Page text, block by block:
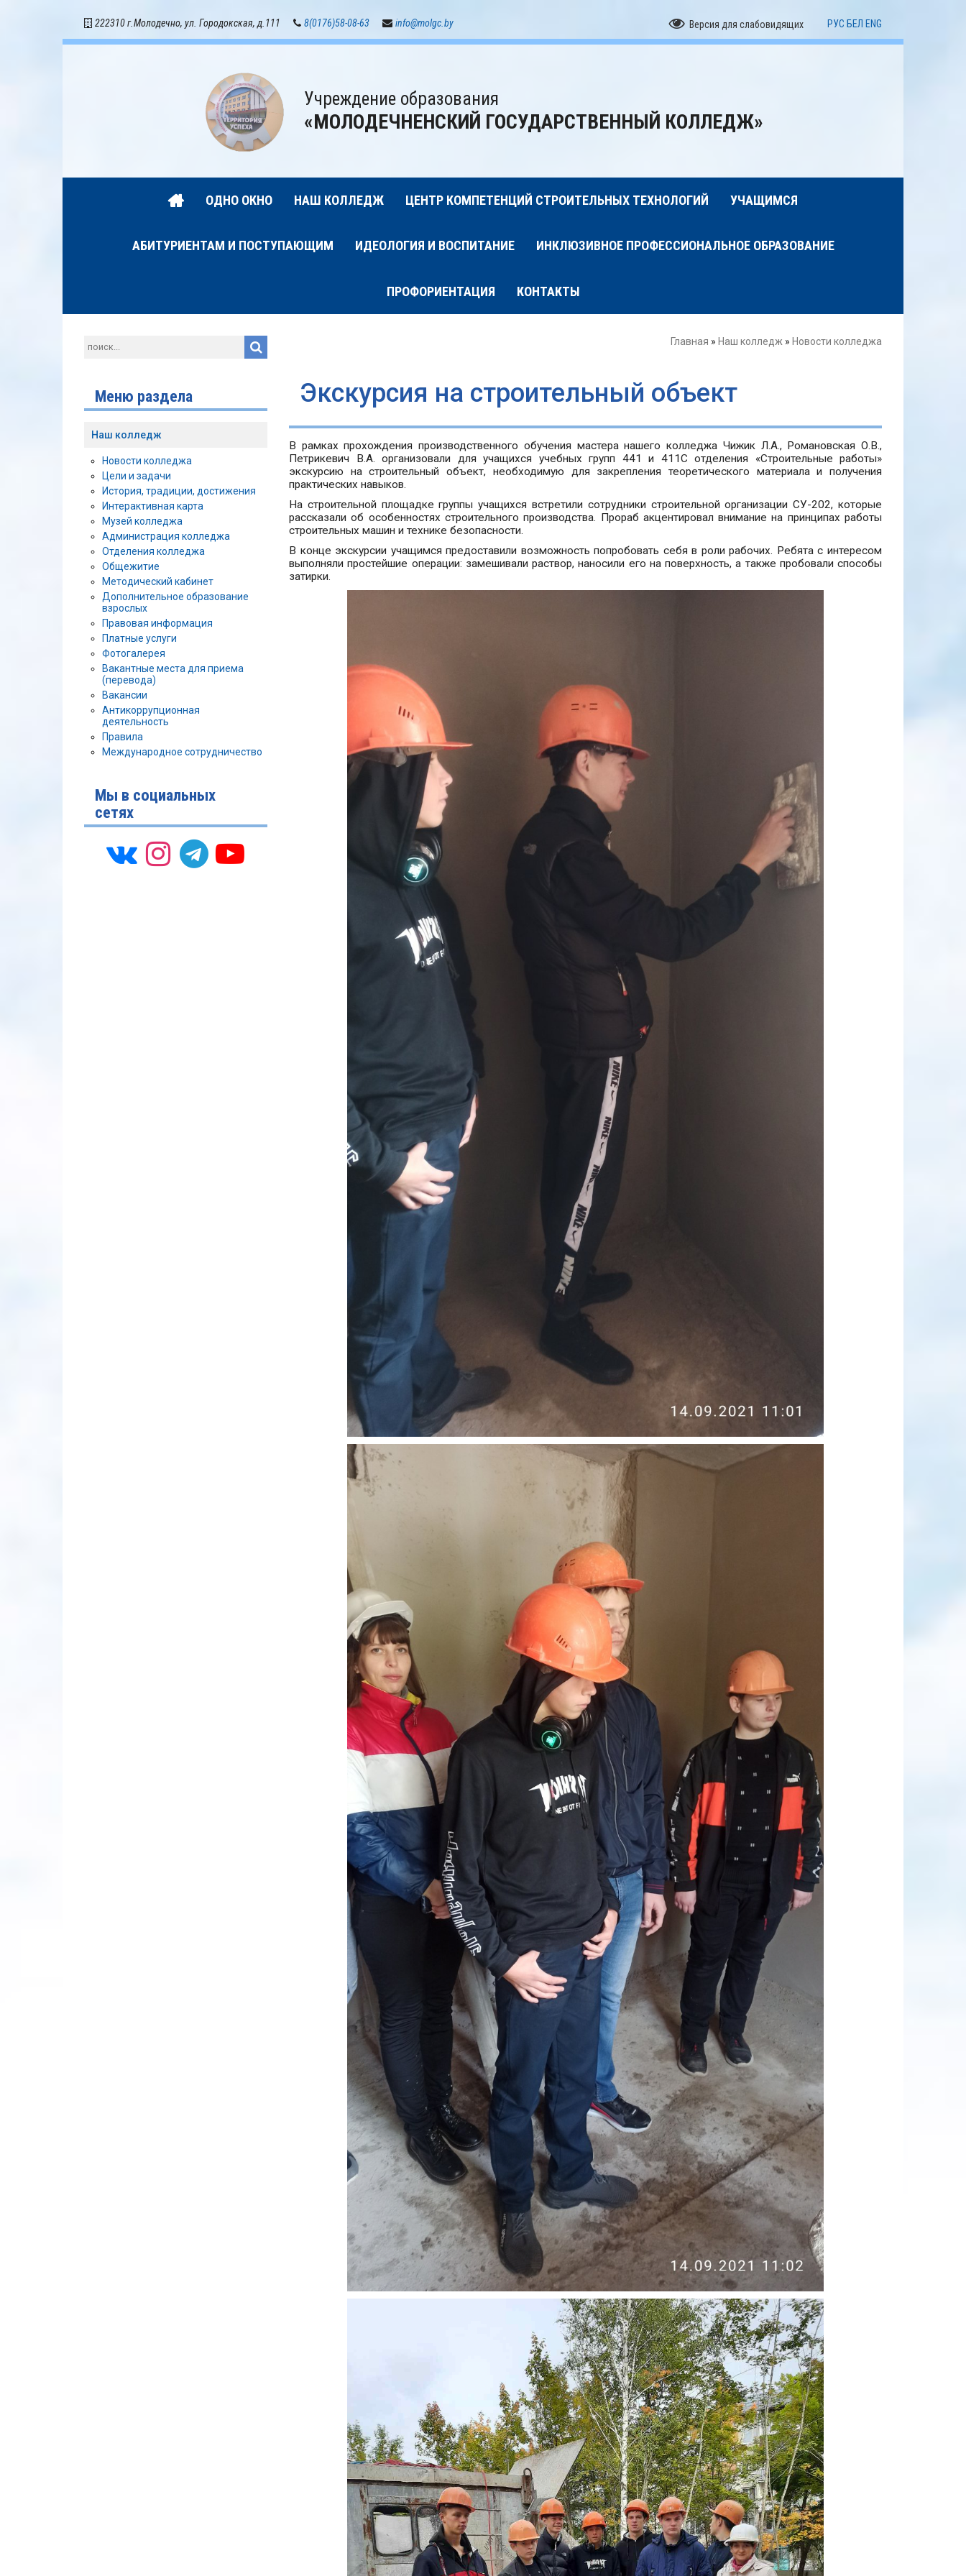
222310 г.Молодечно, ул. Городокская, д.111 8(0176)58-08-63 info@molgc.by Версия для слабовидящих РУС БЕЛ ENG
Учреждение образования
«МОЛОДЕЧНЕНСКИЙ ГОСУДАРСТВЕННЫЙ КОЛЛЕДЖ»
ОДНО ОКНО НАШ КОЛЛЕДЖ ЦЕНТР КОМПЕТЕНЦИЙ СТРОИТЕЛЬНЫХ ТЕХНОЛОГИЙ УЧАЩИМСЯ
АБИТУРИЕНТАМ И ПОСТУПАЮЩИМ ИДЕОЛОГИЯ И ВОСПИТАНИЕ ИНКЛЮЗИВНОЕ ПРОФЕССИОНАЛЬНОЕ ОБРАЗОВАНИЕ
ПРОФОРИЕНТАЦИЯ КОНТАКТЫ
Главная » Наш колледж » Новости колледжа
Экскурсия на строительный объект
В рамках прохождения производственного обучения мастера нашего колледжа Чижик Л.А., Романовская О.В.,
Петрикевич В.А. организовали для учащихся учебных групп 441 и 411С отделения «Строительные работы»
экскурсию на строительный объект, необходимую для закрепления теоретического материала и получения
практических навыков.
На строительной площадке группы учащихся встретили сотрудники строительной организации СУ-202, которые
рассказали об особенностях строительного производства. Прораб акцентировал внимание на принципах работы
строительных машин и технике безопасности.
В конце экскурсии учащимся предоставили возможность попробовать себя в роли рабочих. Ребята с интересом
выполняли простейшие операции: замешивали раствор, наносили его на поверхность, а также пробовали способы
затирки.
Меню раздела
Наш колледж
Новости колледжа
Цели и задачи
История, традиции, достижения
Интерактивная карта
Музей колледжа
Администрация колледжа
Отделения колледжа
Общежитие
Методический кабинет
Дополнительное образование
взрослых
Правовая информация
Платные услуги
Фотогалерея
Вакантные места для приема
(перевода)
Вакансии
Антикоррупционная
деятельность
Правила
Международное сотрудничество
Мы в социальных
сетях